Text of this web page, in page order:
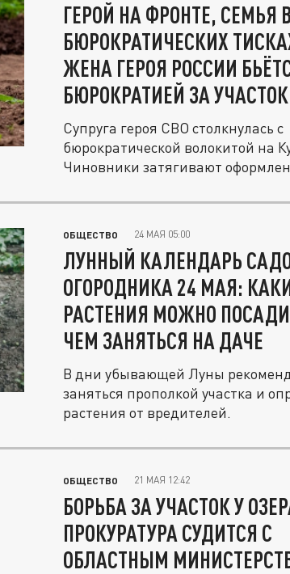
ГЕРОЙ НА ФРОНТЕ, СЕМЬЯ В
БЮРОКРАТИЧЕСКИХ
ЖЕНА ГЕРОЯ РОССИИ
БЮРОКРАТИЕЙ ЗА УЧАСТОК
Супруга героя СВО столкнулась с
бюрократической волокитой на
Чиновники затягивают
ОБЩЕСТВО 24 МАЯ 05:00
ЛУННЫЙ КАЛЕНДАРЬ
ОГОРОДНИКА 24 МАЯ:
РАСТЕНИЯ МОЖНО
ЧЕМ ЗАНЯТЬСЯ НА ДАЧЕ
В дни убывающей Луны
заняться прополкой участка и
растения от вредителей.
ОБЩЕСТВО 21 МАЯ 12:42
БОРЬБА ЗА УЧАСТОК У
ПРОКУРАТУРА СУДИТСЯ С
ОБЛАСТНЫМ